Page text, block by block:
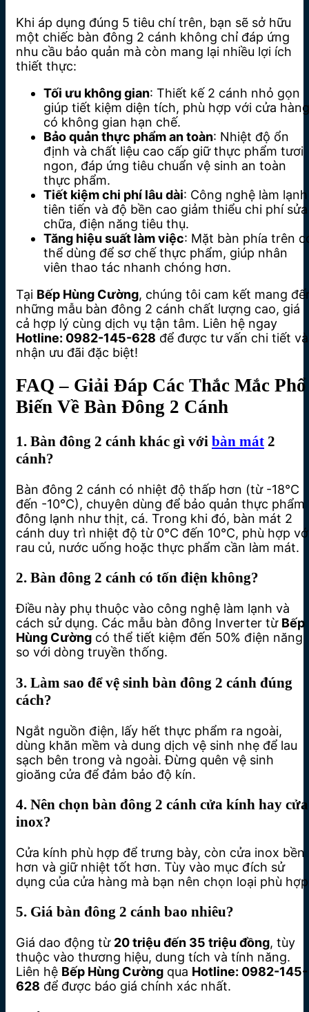
Khi áp dụng đúng 5 tiêu chí trên, bạn sẽ sở hữu
một chiếc bàn đông 2 cánh không chỉ đáp ứng
nhu cầu bảo quản mà còn mang lại nhiều lợi ích
thiết thực:
Tối ưu không gian: Thiết kế 2 cánh nhỏ gọn
giúp tiết kiệm diện tích, phù hợp với cửa hàng
có không gian hạn chế.
Bảo quản thực phẩm an toàn: Nhiệt độ ổn
định và chất liệu cao cấp giữ thực phẩm tươi
ngon, đáp ứng tiêu chuẩn vệ sinh an toàn
thực phẩm.
Tiết kiệm chi phí lâu dài: Công nghệ làm lạnh
tiên tiến và độ bền cao giảm thiểu chi phí sửa
chữa, điện năng tiêu thụ.
Tăng hiệu suất làm việc: Mặt bàn phía trên
thể dùng để sơ chế thực phẩm, giúp nhân
viên thao tác nhanh chóng hơn.
Tại Bếp Hùng Cường, chúng tôi cam kết mang
những mẫu bàn đông 2 cánh chất lượng cao, giá
cả hợp lý cùng dịch vụ tận tâm. Liên hệ ngay
Hotline: 0982-145-628 để được tư vấn chi tiết và
nhận ưu đãi đặc biệt!
FAQ – Giải Đáp Các Thắc Mắc Phổ
Biến Về Bàn Đông 2 Cánh
1. Bàn đông 2 cánh khác gì với bàn mát 2
cánh?
Bàn đông 2 cánh có nhiệt độ thấp hơn (từ -18°C
đến -10°C), chuyên dùng để bảo quản thực phẩm
đông lạnh như thịt, cá. Trong khi đó, bàn mát 2
cánh duy trì nhiệt độ từ 0°C đến 10°C, phù hợp
rau củ, nước uống hoặc thực phẩm cần làm mát.
2. Bàn đông 2 cánh có tốn điện không?
Điều này phụ thuộc vào công nghệ làm lạnh và
cách sử dụng. Các mẫu bàn đông Inverter từ Bếp
Hùng Cường có thể tiết kiệm đến 50% điện năng
so với dòng truyền thống.
3. Làm sao để vệ sinh bàn đông 2 cánh đúng
cách?
Ngắt nguồn điện, lấy hết thực phẩm ra ngoài,
dùng khăn mềm và dung dịch vệ sinh nhẹ để lau
sạch bên trong và ngoài. Đừng quên vệ sinh
gioăng cửa để đảm bảo độ kín.
4. Nên chọn bàn đông 2 cánh cửa kính hay cửa
inox?
Cửa kính phù hợp để trưng bày, còn cửa inox bền
hơn và giữ nhiệt tốt hơn. Tùy vào mục đích sử
dụng của cửa hàng mà bạn nên chọn loại phù
5. Giá bàn đông 2 cánh bao nhiêu?
Giá dao động từ 20 triệu đến 35 triệu đồng, tùy
thuộc vào thương hiệu, dung tích và tính năng.
Liên hệ Bếp Hùng Cường qua Hotline: 0982-145-
628 để được báo giá chính xác nhất.